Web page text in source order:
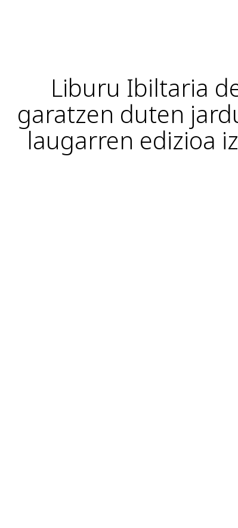
Liburu Ibiltaria
garatzen duten
laugarren edizioa